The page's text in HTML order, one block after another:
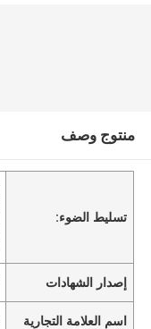
منتوج وصف
تسليط الضوء:
إصدار الشهادات
اسم العلامة التجارية